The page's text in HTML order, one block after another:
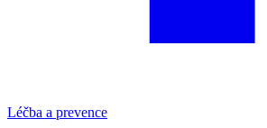
Léčba a prevence